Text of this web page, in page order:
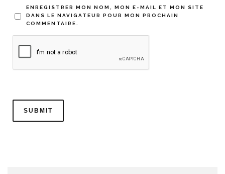
ENREGISTRER MON NOM, MON E-MAIL ET MON SITE
DANS LE NAVIGATEUR POUR MON PROCHAIN
COMMENTAIRE.